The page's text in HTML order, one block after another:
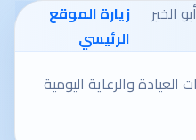
الخير
زيارة الموقع
الرئيسي
والرعاية اليومية